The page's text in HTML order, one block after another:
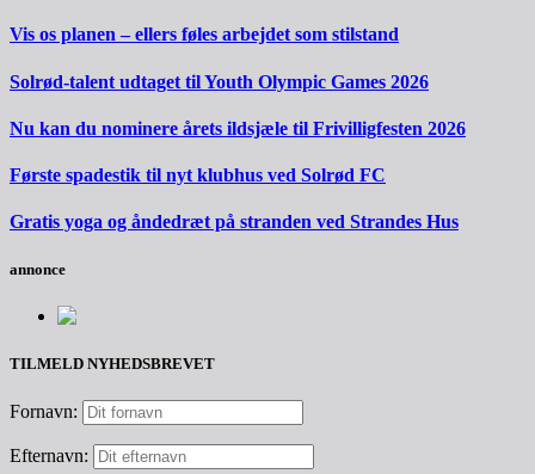
Vis os planen – ellers føles arbejdet som stilstand
Solrød-talent udtaget til Youth Olympic Games 2026
Nu kan du nominere årets ildsjæle til Frivilligfesten 2026
Første spadestik til nyt klubhus ved Solrød FC
Gratis yoga og åndedræt på stranden ved Strandes Hus
annonce
TILMELD NYHEDSBREVET
Fornavn:
Efternavn: